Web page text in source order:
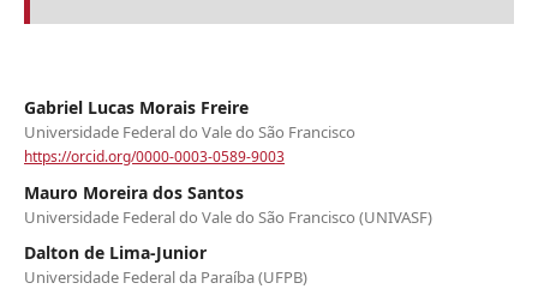
Gabriel Lucas Morais Freire
Universidade Federal do Vale do São Francisco
https://orcid.org/0000-0003-0589-9003
Mauro Moreira dos Santos
Universidade Federal do Vale do São Francisco (UNIVASF)
Dalton de Lima-Junior
Universidade Federal da Paraíba (UFPB)